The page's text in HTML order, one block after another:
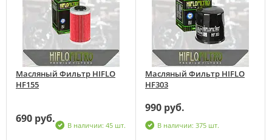
Масляный Фильтр HIFLO
HF155
690 руб.
В наличии: 45 шт.
Масляный Фильтр HIFLO
HF303
990 руб.
В наличии: 375 шт.